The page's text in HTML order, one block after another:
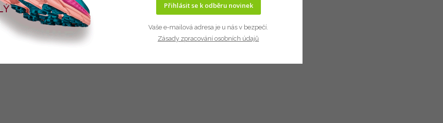
Přihlásit se k odběru novinek
Vaše e-mailová adresa je u nás v bezpečí.
Zásady zpracování osobních údajů